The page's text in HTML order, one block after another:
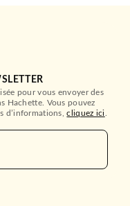
pour vous envoyer des
Hachette. Vous pouvez
d’informations,cliquez ici